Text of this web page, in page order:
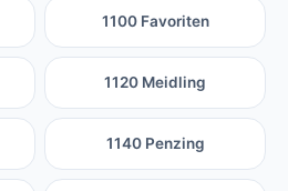
1100 Favoriten
1120 Meidling
1140 Penzing